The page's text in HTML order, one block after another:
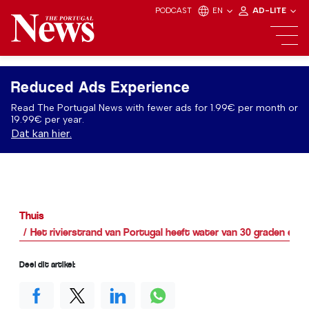
PODCAST EN AD-LITE
Reduced Ads Experience
Read The Portugal News with fewer ads for 1.99€ per month or
19.99€ per year.
Dat kan hier.
Thuis
Het rivierstrand van Portugal heeft water van 30 graden en
Deel dit artikel: